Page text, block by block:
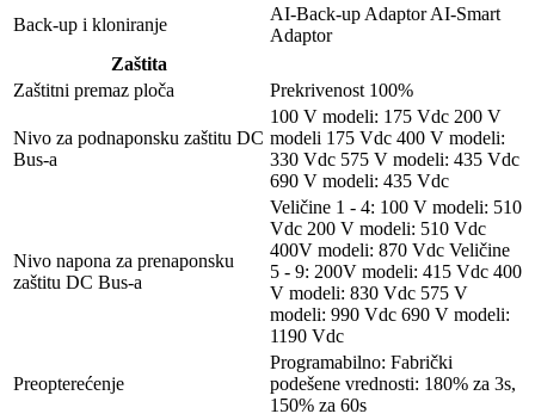
Back-up i kloniranje
AI-Back-up Adaptor AI-Smart
Adaptor
Zaštita
Zaštitni premaz ploča
Prekrivenost 100%
Nivo za podnaponsku zaštitu DC
Bus-a
100 V modeli: 175 Vdc 200 V
modeli 175 Vdc 400 V modeli:
330 Vdc 575 V modeli: 435 Vdc
690 V modeli: 435 Vdc
Nivo napona za prenaponsku
zaštitu DC Bus-a
Veličine 1 - 4: 100 V modeli: 510
Vdc 200 V modeli: 510 Vdc
400V modeli: 870 Vdc Veličine
5 - 9: 200V modeli: 415 Vdc 400
V modeli: 830 Vdc 575 V
modeli: 990 Vdc 690 V modeli:
1190 Vdc
Preopterećenje
Programabilno: Fabrički
podešene vrednosti: 180% za 3s,
150% za 60s